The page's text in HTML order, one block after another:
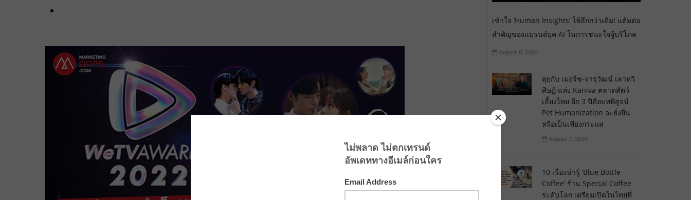
เข้าใจ ‘Human Insights’ ให้ลึกกว่าเดิม! แต้มต่อ
สำคัญของแบรนด์ยุค AI ในการชนะใจผู้บริโภค
August 8, 2026
คุยกับ เมอร์ซ-จารุวัฒน์ เลาหวิ
ศิษฏ์ แห่ง Kaniva ตลาดสัตว์
เลี้ยงไทย อีก 3 ปีคือบทพิสูจน์
Pet Humanization จะยั่งยืน
หรือเป็นเพียงกระแส
August 7, 2026
10 เรื่องน่ารู้ ‘Blue Bottle
Coffee’ ร้าน Special Coffee
ระดับโลก เตรียมเปิดในไทยที่